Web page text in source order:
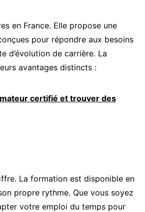
en France. Elle propose une
pour répondre aux besoins
d’évolution de carrière. La
avantages distincts :
certifié et trouver des
La formation est disponible en
propre rythme. Que vous soyez
votre emploi du temps pour